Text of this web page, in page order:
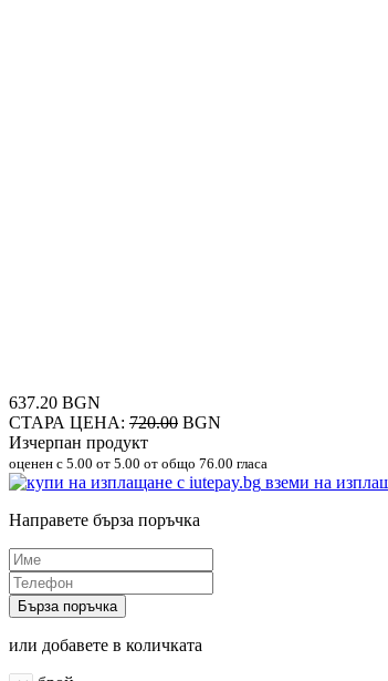
637.20 BGN
СТАРА ЦЕНА: 720.00 BGN
Изчерпан продукт
оценен с 5.00 от 5.00 от общо 76.00 гласа
вземи на
Направете бърза поръчка
Бърза поръчка
или добавете в количката